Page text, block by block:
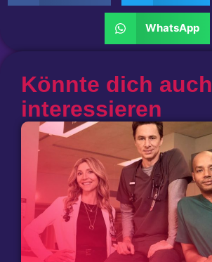
WhatsApp
Könnte dich auch
interessieren